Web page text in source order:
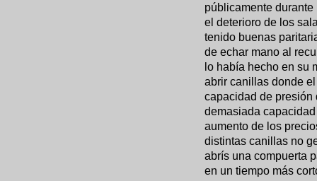
públicamente
el deterioro de los
tenido buenas
de echar mano al
lo había hecho en su
abrir canillas donde
capacidad de presión
demasiada
aumento de los
distintas canillas no
abrís una compuerta
en un tiempo más